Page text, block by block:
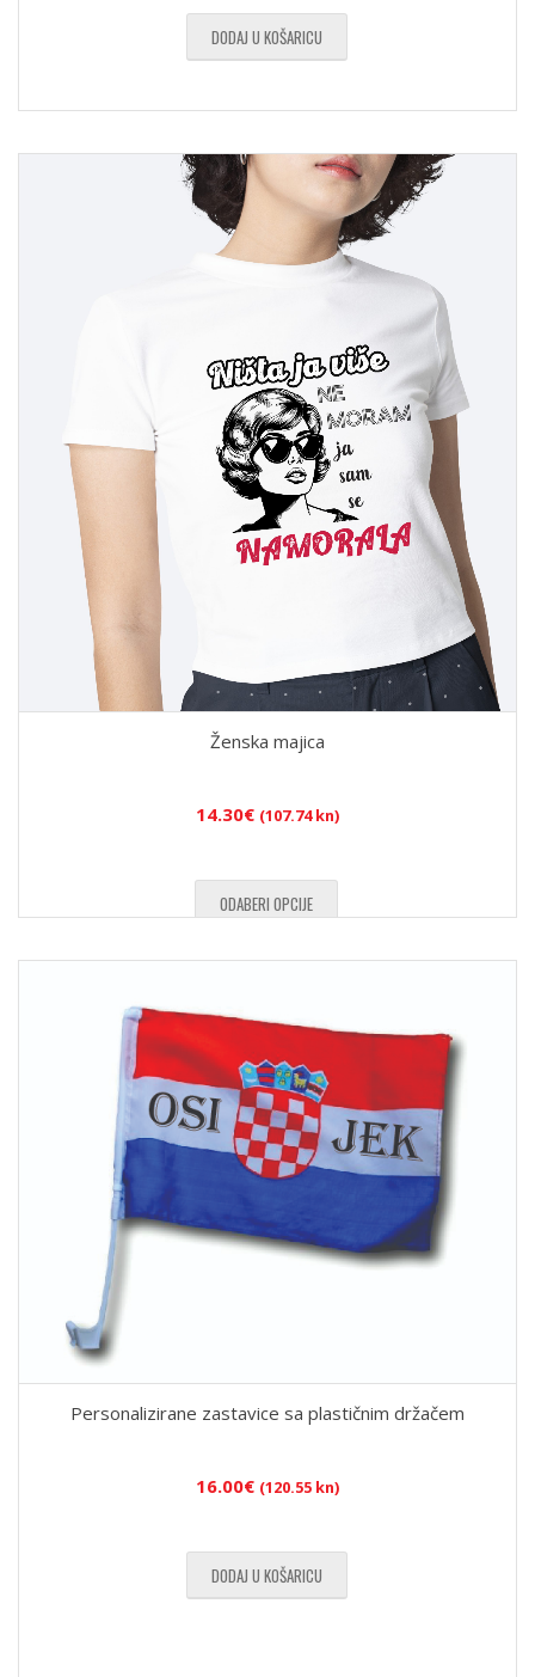
DODAJ U KOŠARICU
Ženska majica
14.30€ (107.74 kn)
ODABERI OPCIJE
Personalizirane zastavice sa plastičnim držačem
16.00€ (120.55 kn)
DODAJ U KOŠARICU